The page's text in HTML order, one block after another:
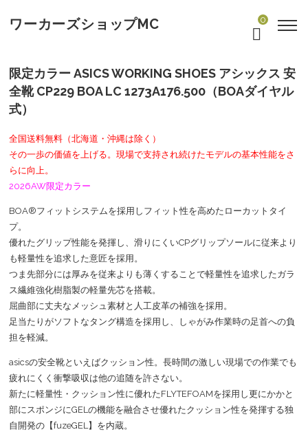
ワーカーズショップMC 0
限定カラー ASICS WORKING SHOES アシックス 安
全靴 CP229 BOA LC 1273A176.500（BOAダイヤル
式）
全国送料無料（北海道・沖縄は除く）
その一歩の価値を上げる。現場で支持され続けたモデルの基本性能をさ
らに向上。
2026AW限定カラー
BOA®フィットシステムを採用しフィット性を高めたローカットタイ
プ。
優れたグリップ性能を発揮し、滑りにくいCPグリップソールに従来より
も軽量性を追求した意匠を採用。
つま先部分には厚みを従来よりも薄くすることで軽量性を追求したガラ
ス繊維強化樹脂製の軽量先芯を搭載。
屈曲部に丈夫なメッシュ素材と人工皮革の補強を採用。
足当たりがソフトなタング構造を採用し、しゃがみ作業時の足首への負
担を軽減。
asicsの安全靴といえばクッション性。長時間の激しい現場での作業でも
疲れにくく衝撃吸収は他の追随を許さない。
新たに軽量性・クッション性に優れたFLYTEFOAMを採用し更にかかと
部にスポンジにGELの機能を融合させ優れたクッション性を発揮する独
自開発の【fuzeGEL】を内蔵。